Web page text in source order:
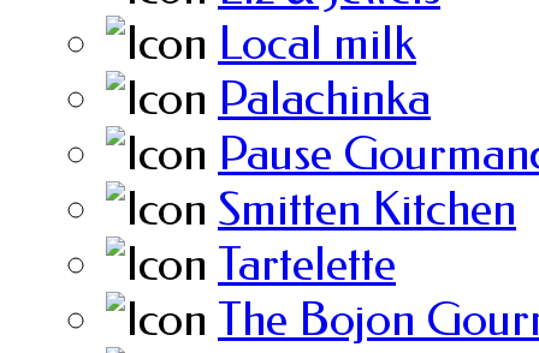
Local milk
Palachinka
Pause
Smitten Kitchen
Tartelette
The Bojon